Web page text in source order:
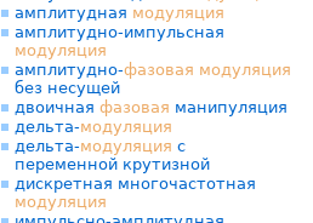
амплитудная модуляция
амплитудно-импульсная
модуляция
амплитудно-фазовая модуляция
без несущей
двоичная фазовая манипуляция
дельта-модуляция
дельта-модуляция с
переменной крутизной
дискретная многочастотная
модуляция